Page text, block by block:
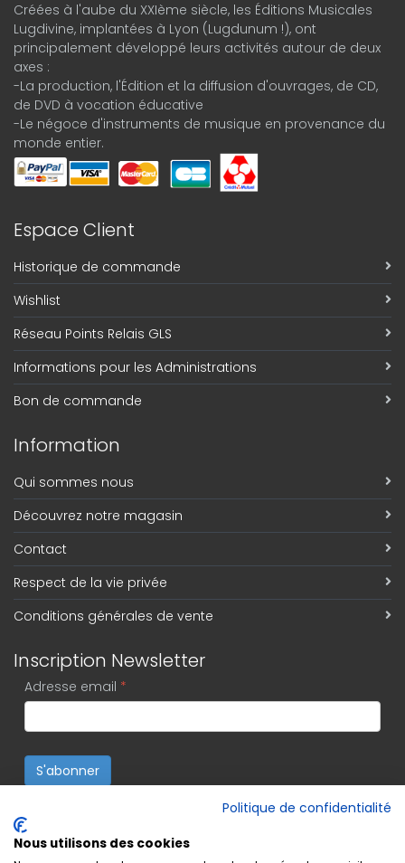
Créées à l'aube du XXIème siècle, les Éditions Musicales
Lugdivine, implantées à Lyon (Lugdunum !), ont
principalement développé leurs activités autour de deux
axes :
-La production, l'Édition et la diffusion d'ouvrages, de CD,
de DVD à vocation éducative
-Le négoce d'instruments de musique en provenance du
monde entier.
Espace Client
Historique de commande
Wishlist
Réseau Points Relais GLS
Informations pour les Administrations
Bon de commande
Information
Qui sommes nous
Découvrez notre magasin
Contact
Respect de la vie privée
Conditions générales de vente
Inscription Newsletter
Adresse email *
S'abonner
Politique de confidentialité
Nous utilisons des cookies